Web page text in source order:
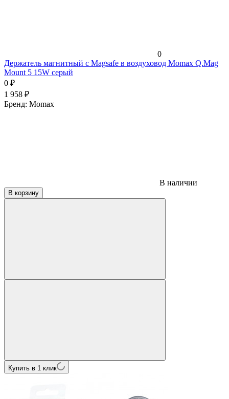
0
Держатель магнитный c Magsafe в воздуховод Momax Q.Mag
Mount 5 15W серый
0 ₽
1 958 ₽
Бренд: Momax
В наличии
В корзину
Купить в 1 клик